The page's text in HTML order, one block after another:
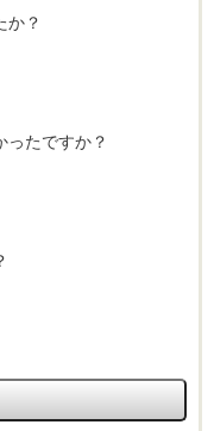
か？
ったですか？